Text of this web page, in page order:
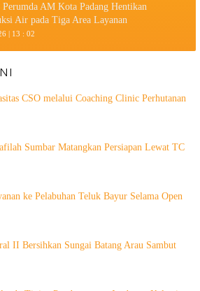
AM Kota Padang Hentikan
Air pada Tiga Area Layanan
| 13 : 02
CSO melalui Coaching Clinic Perhutanan
Sumbar Matangkan Persiapan Lewat TC
ke Pelabuhan Teluk Bayur Selama Open
II Bersihkan Sungai Batang Arau Sambut